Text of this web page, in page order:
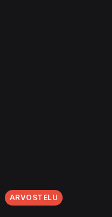
ARVOSTELU